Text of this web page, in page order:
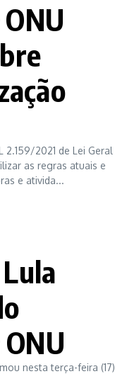
2021 de Lei Geral
as regras atuais e
e ativida...
nesta terça-feira (17)